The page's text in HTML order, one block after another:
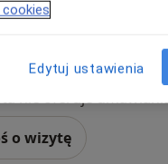
11/303, Wrocław
dietetyczna
o wizytę
Edytuj ustawienia